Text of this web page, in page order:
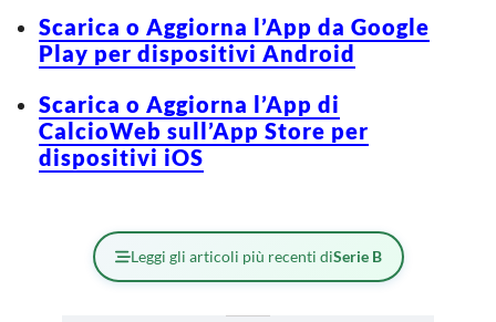
Scarica o Aggiorna l’App da Google
Play per dispositivi Android
Scarica o Aggiorna l’App di
CalcioWeb sull’App Store per
dispositivi iOS
Leggi gli articoli più recenti diSerie B